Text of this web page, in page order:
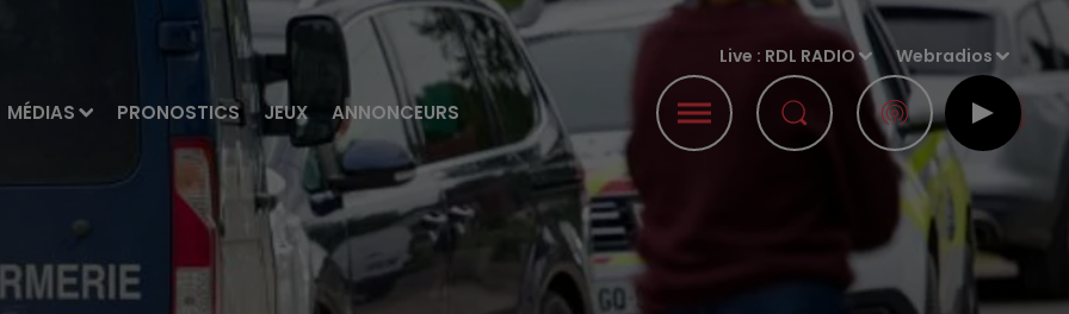
MÉDIAS PRONOSTICS JEUX ANNONCEURS
Live : RDL RADIO Webradios